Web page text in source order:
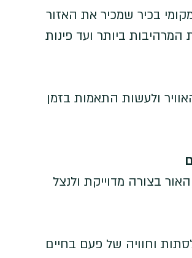
לצלם מקומי בכיר שמכיר את האזור
מהתצפיות המרהיבות ביותר ועד פינות
ולעשות התאמות בזמן
בצורה מדוייקת ולנצל
וחוויה של פעם בחיים